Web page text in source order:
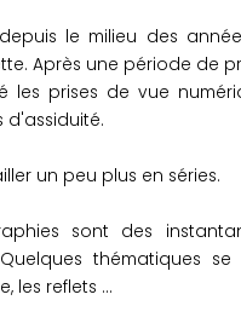
le milieu des
Après une période de
les prises de vue
d'assiduité.
un peu plus en séries.
sont des
thématiques
les reflets ...